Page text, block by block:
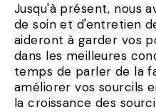
Jusqu'à présent, nous
de soin et d'entretien
aideront à garder vos
dans les meilleures
temps de parler de la
améliorer vos sourcils
la croissance des